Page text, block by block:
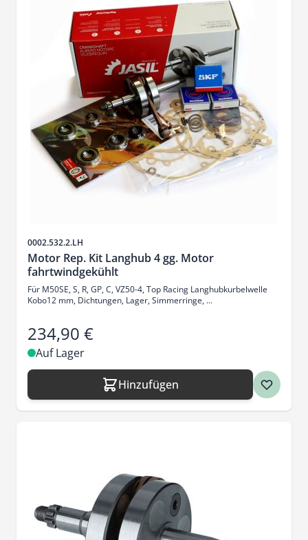
Artikelnr.
0002.532.2.LH
Motor Rep. Kit Langhub 4 gg. Motor
fahrtwindgekühlt
Für M50SE, S, R, GP, C, VZ50-4, Top Racing Langhubkurbelwelle
Kobo12 mm, Dichtungen, Lager, Simmerringe, ...
234,90 €
Auf Lager
Hinzufügen